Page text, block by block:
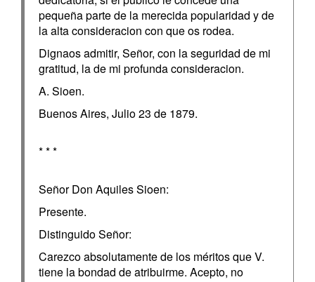
pequeña parte de la merecida popularidad y de
la alta consideracion con que os rodea.
Dignaos admitir, Señor, con la seguridad de mi
gratitud, la de mi profunda consideracion.
A. Sioen.
Buenos Aires, Julio 23 de 1879.
* * *
Señor Don Aquiles Sioen:
Presente.
Distinguido Señor:
Carezco absolutamente de los méritos que V.
tiene la bondad de atribuirme. Acepto, no